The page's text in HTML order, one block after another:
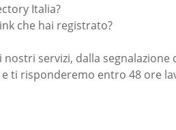
Italia?
che hai registrato?
servizi, dalla
ti risponderemo entro 48 ore